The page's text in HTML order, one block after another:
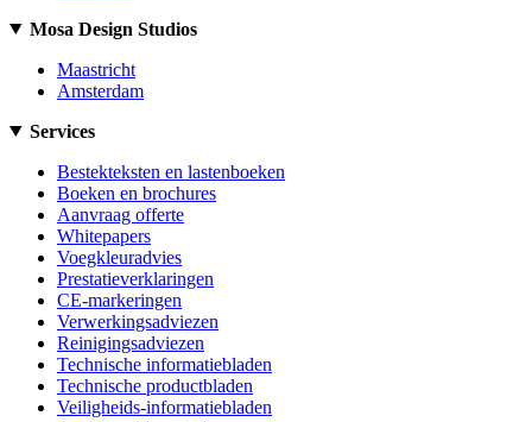
Mosa Design Studios
Maastricht
Amsterdam
Services
Bestekteksten en lastenboeken
Boeken en brochures
Aanvraag offerte
Whitepapers
Voegkleuradvies
Prestatieverklaringen
CE-markeringen
Verwerkingsadviezen
Reinigingsadviezen
Technische informatiebladen
Technische productbladen
Veiligheids-informatiebladen